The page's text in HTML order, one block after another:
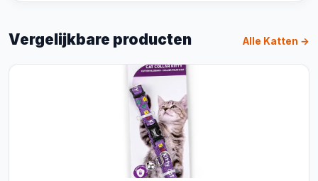
Vergelijkbare producten Alle Katten →